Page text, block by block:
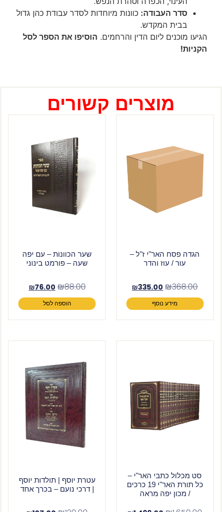
סדר העבודה:כוונות מיוחדות לסדר עבודת כהן גדול
בבית המקדש.
הגיעו מוכנים ליום הדין והרחמים. הוסיפו את הספר לסל
הקניות!
מוצרים קשורים
הגדה פסח האר"י ז"ל –
עור / עוז והדר
₪368.00
₪335.00
מידע נוסף
שער הכוונות – עם יפה
שעה – פורמט בינוני
₪88.00
₪76.00
הוספה לסל
סט מכלול כתבי האר"י –
כל תורת האר"י 19 כרכים
/ מכון יפה מראה
עטרת יוסף | תולדות יוסף
| דרכי נועם – בכרך אחד